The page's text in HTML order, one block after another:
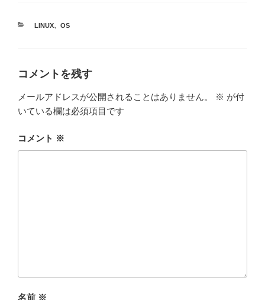
カ
LINUX、 OS
コメントを残す
メールアドレスが公開されることはありません。 ※ が付
いている欄は必須項目です
コメント ※
名前 ※